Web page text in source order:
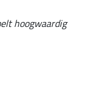
hoogwaardig